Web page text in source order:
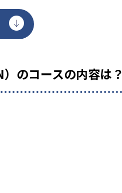
のコースの内容は？